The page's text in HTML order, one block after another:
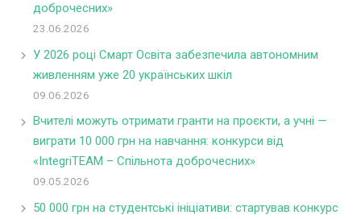
доброчесних»
23.06.2026
У 2026 році Смарт Освіта забезпечила автономним
живленням уже 20 українських шкіл
09.06.2026
Вчителі можуть отримати гранти на проєкти, а учні —
виграти 10 000 грн на навчання: конкурси від
«IntegriTEAM – Спільнота доброчесних»
09.05.2026
50 000 грн на студентські ініціативи: стартував конкурс